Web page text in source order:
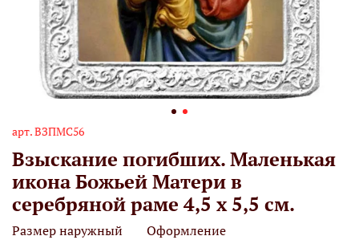
арт.ВЗПМС56
Взыскание погибших. Маленькая
икона Божьей Матери в
серебряной раме 4,5 х 5,5 см.
Размер наружный Оформление